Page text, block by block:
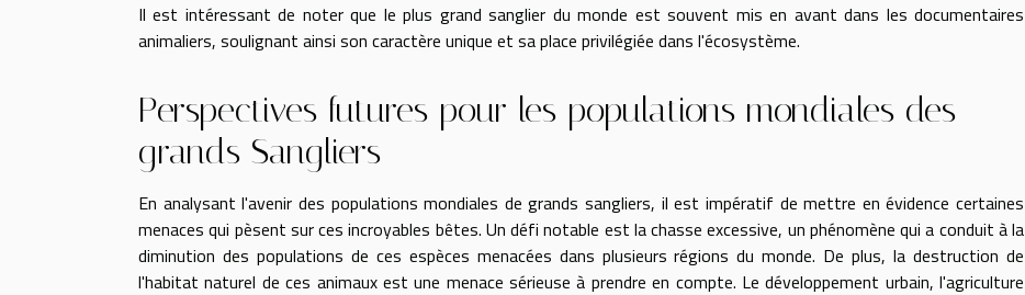
Il est intéressant de noter que le plus grand sanglier du monde est souvent mis en avant dans les documentaires
animaliers, soulignant ainsi son caractère unique et sa place privilégiée dans l'écosystème.
Perspectives futures pour les populations mondiales des
grands Sangliers
En analysant l'avenir des populations mondiales de grands sangliers, il est impératif de mettre en évidence certaines
menaces qui pèsent sur ces incroyables bêtes. Un défi notable est la chasse excessive, un phénomène qui a conduit à la
diminution des populations de ces espèces menacées dans plusieurs régions du monde. De plus, la destruction de
l'habitat naturel de ces animaux est une menace sérieuse à prendre en compte. Le développement urbain, l'agriculture